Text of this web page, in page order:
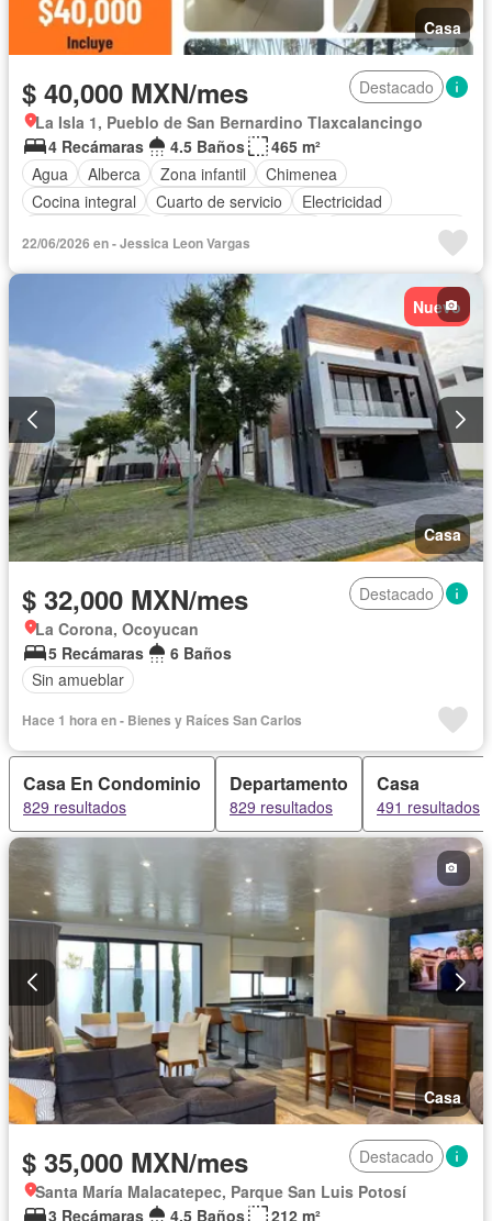
Casa
$ 40,000 MXN/mes
Destacado
La Isla 1, Pueblo de San Bernardino Tlaxcalancingo
4 Recámaras
4.5 Baños
465 m²
Agua
Alberca Zona infantil
Chimenea
Cocina integral
Cuarto de servicio
Electricidad
Permite mascotas
Permite niños
Sin amueblar
22/06/2026 en - Jessica Leon Vargas
Nuevo
Casa
$ 32,000 MXN/mes
Destacado
La Corona, Ocoyucan
5 Recámaras
6 Baños
Sin amueblar
Hace 1 hora en - Bienes y Raíces San Carlos
Casa En Condominio
829 resultados
Departamento
829 resultados
Casa
491 resultados
Casa
$ 35,000 MXN/mes
Destacado
Santa María Malacatepec, Parque San Luis Potosí
3 Recámaras
4.5 Baños
212 m²